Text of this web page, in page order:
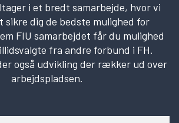
i et bredt samarbejde, hvor vi
sikre dig de bedste mulighed for
FIU samarbejdet får du mulighed
fra andre forbund i FH.
også udvikling der rækker ud over
arbejdspladsen.